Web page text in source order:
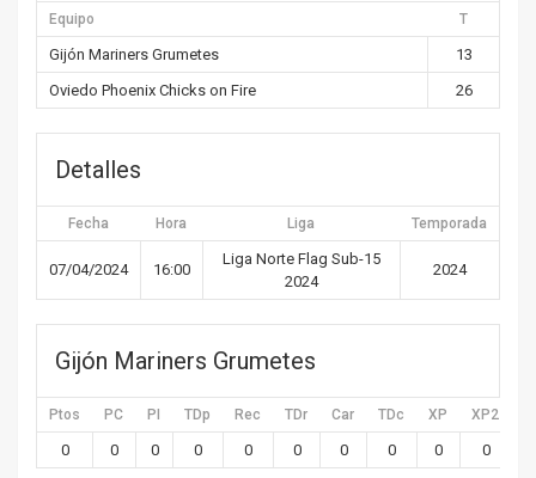
Equipo T
Gijón Mariners Grumetes
13
Oviedo Phoenix Chicks on Fire
26
Detalles
Fecha Hora Liga Temporada
07/04/2024 16:00
Liga Norte Flag Sub-15
2024
2024
Gijón Mariners Grumetes
Ptos PC PI TDp Rec TDr Car TDc XP XP2
0 0 0 0 0 0 0 0 0 0